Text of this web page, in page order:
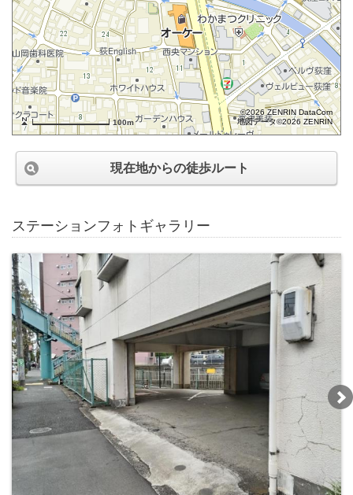
100m
©2026 ZENRIN DataCom
地図データ©2026 ZENRIN
現在地からの徒歩ルート
ステーションフォトギャラリー